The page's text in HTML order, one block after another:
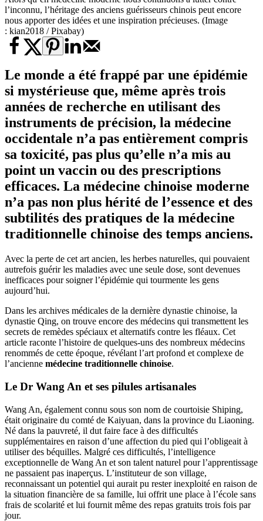
l’inconnu, l’héritage des anciens guérisseurs chinois peut encore
nous apporter des idées et une inspiration précieuses. (Image
: kian2018 / Pixabay)
Le monde a été frappé par une épidémie
si mystérieuse que, même après trois
années de recherche en utilisant des
instruments de précision, la médecine
occidentale n’a pas entièrement compris
sa toxicité, pas plus qu’elle n’a mis au
point un vaccin ou des prescriptions
efficaces. La médecine chinoise moderne
n’a pas non plus hérité de l’essence et des
subtilités des pratiques de la médecine
traditionnelle chinoise des temps anciens.
Avec la perte de cet art ancien, les herbes naturelles, qui pouvaient
autrefois guérir les maladies avec une seule dose, sont devenues
inefficaces pour soigner l’épidémie qui tourmente les gens
aujourd’hui.
Dans les archives médicales de la dernière dynastie chinoise, la
dynastie Qing, on trouve encore des médecins qui transmettent les
secrets de remèdes spéciaux et alternatifs contre les fléaux. Cet
article raconte l’histoire de quelques-uns des nombreux médecins
renommés de cette époque, révélant l’art profond et complexe de
l’ancienne médecine traditionnelle chinoise.
Le Dr Wang An et ses pilules artisanales
Wang An, également connu sous son nom de courtoisie Shiping,
était originaire du comté de Kaiyuan, dans la province du Liaoning.
Né dans la pauvreté, il dut faire face à des difficultés
supplémentaires en raison d’une affection du pied qui l’obligeait à
utiliser des béquilles. Malgré ces difficultés, l’intelligence
exceptionnelle de Wang An et son talent naturel pour l’apprentissage
ne passaient pas inaperçus. L’instituteur de son village,
reconnaissant un potentiel qui aurait pu rester inexploité en raison de
la situation financière de sa famille, lui offrit une place à l’école sans
frais de scolarité et lui fournit même des repas gratuits trois fois par
jour.